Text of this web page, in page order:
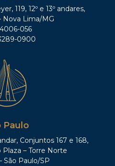
119, 12º e 13º andares,
Nova Lima/MG
056
0900
Paulo
Conjuntos 167 e 168,
– Torre Norte
São Paulo/SP